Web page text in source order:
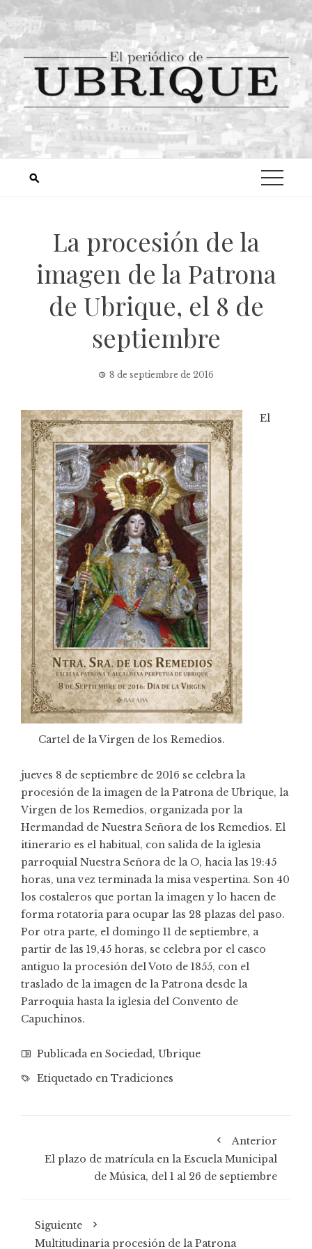
La procesión de la
imagen de la Patrona
de Ubrique, el 8 de
septiembre
8 de septiembre de 2016
Cartel de la Virgen de los Remedios.
El
jueves 8 de septiembre de 2016 se celebra la
procesión de la imagen de la Patrona de Ubrique, la
Virgen de los Remedios, organizada por la
Hermandad de Nuestra Señora de los Remedios. El
itinerario es el habitual, con salida de la iglesia
parroquial Nuestra Señora de la O, hacia las 19:45
horas, una vez terminada la misa vespertina. Son 40
los costaleros que portan la imagen y lo hacen de
forma rotatoria para ocupar las 28 plazas del paso.
Por otra parte, el domingo 11 de septiembre, a
partir de las 19,45 horas, se celebra por el casco
antiguo la procesión del Voto de 1855, con el
traslado de la imagen de la Patrona desde la
Parroquia hasta la iglesia del Convento de
Capuchinos.
Publicada en Sociedad, Ubrique
Etiquetado en Tradiciones
Anterior
El plazo de matrícula en la Escuela Municipal
de Música, del 1 al 26 de septiembre
Siguiente
Multitudinaria procesión de la Patrona